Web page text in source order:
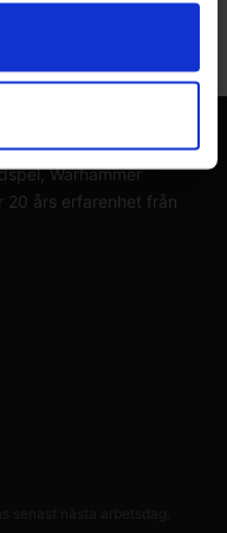
SEK I lager:20+
Warhammer
20 års erfarenhet från